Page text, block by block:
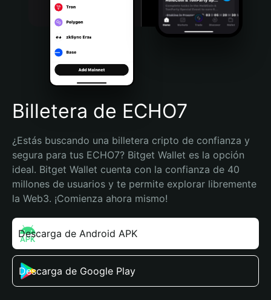
Português (Brasil)
Español (Argentina)
Billetera de ECHO7
¿Estás buscando una billetera cripto de confianza y
segura para tus ECHO7? Bitget Wallet es la opción
ideal. Bitget Wallet cuenta con la confianza de 40
millones de usuarios y te permite explorar libremente
la Web3. ¡Comienza ahora mismo!
Descarga de Android APK
Descarga de Google Play